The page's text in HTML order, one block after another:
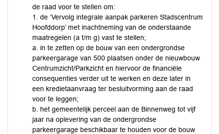
de raad voor te stellen om:
1. de ‘Vervolg integrale aanpak parkeren Stadscentrum
Hoofddorp’ met inachtneming van de onderstaande
maatregelen (a t/m g) vast te stellen;
a. in te zetten op de bouw van een ondergrondse
parkeergarage van 500 plaatsen onder de nieuwbouw
Centrumzicht/Parkzicht en hiervoor de financiële
consequenties verder uit te werken en deze later in
een kredietaanvraag ter besluitvorming aan de raad
voor te leggen;
b. het gemeentelijk perceel aan de Binnenweg tot vijf
jaar na oplevering van de ondergrondse
parkeergarage beschikbaar te houden voor de bouw